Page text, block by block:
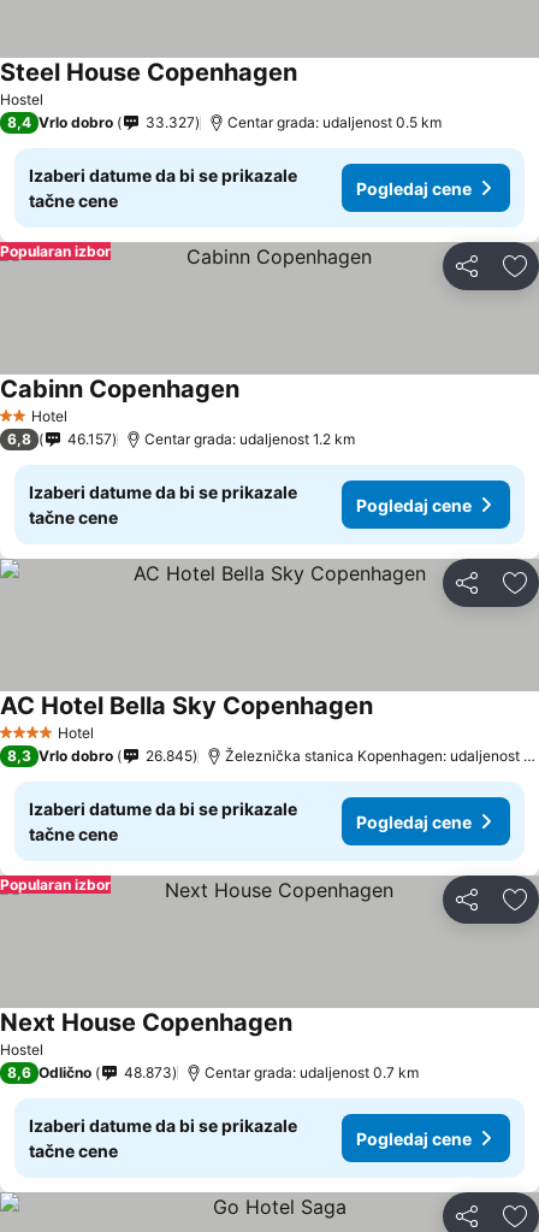
Hostel
Steel House CopenhagenPogledaj cene
8,4 Vrlo dobro 33.327 Centar grada: udaljenost 0.5 km
Izaberi datume da bi se prikazale
tačne cene
Pogledaj cene
Deli
Popularan izbor
2 Zvezdice
Hotel
Cabinn CopenhagenPogledaj cene
6,8 46.157 Centar grada: udaljenost 1.2 km
Izaberi datume da bi se prikazale
tačne cene
Pogledaj cene
Deli
4 ZvezdiceHotel
AC Hotel Bella Sky CopenhagenPogledaj cene
8,3 Vrlo dobro 26.845 Železnička stanica Kopenhagen: udaljenost
Izaberi datume da bi se prikazale
tačne cene
Pogledaj cene
Deli
Popularan izbor
Hostel
Next House CopenhagenPogledaj cene
8,6 Odlično 48.873 Centar grada: udaljenost 0.7 km
Izaberi datume da bi se prikazale
tačne cene
Pogledaj cene
Deli